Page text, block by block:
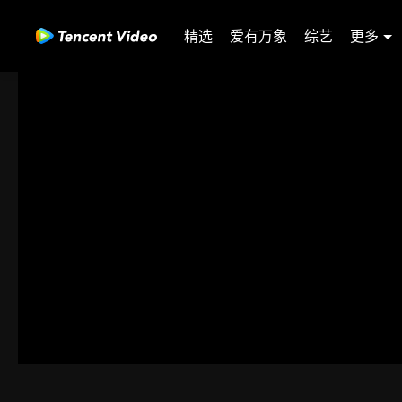
精选 爱有万象 综艺 更多